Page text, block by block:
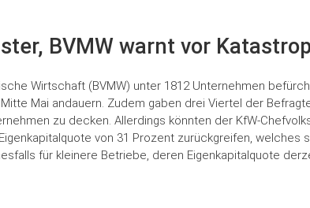
BVMW warnt vor
Wirtschaft (BVMW) unter 1812 Unternehmen
Mai andauern. Zudem gaben drei Viertel der
zu decken. Allerdings könnten der KfW-
von 31 Prozent zurückgreifen, welches
für kleinere Betriebe, deren Eigenkapitalquote